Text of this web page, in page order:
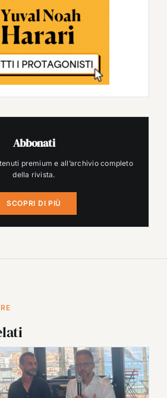
Abbonati
premium e all’archivio completo
della rivista.
SCOPRI DI PIÙ